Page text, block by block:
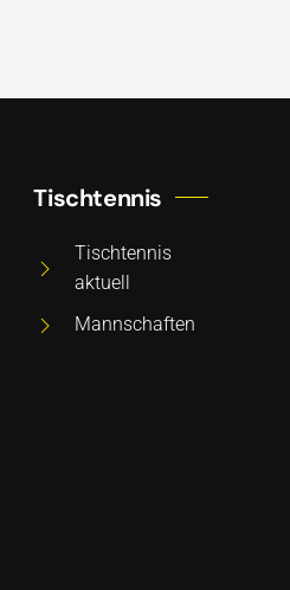
Tischtennis
Tischtennis
aktuell
Mannschaften